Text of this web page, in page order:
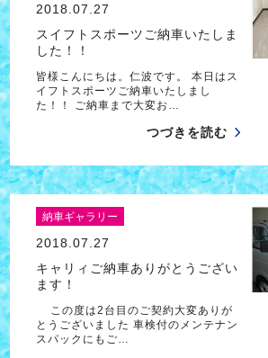
2018.07.27
スイフトスポーツご納車いたしま
した！！
皆様こんにちは。仁波です。 本日はス
イフトスポーツご納車いたしまし
た！！ ご納車まで大変お…
つづきを読む
納車ギャラリー
2018.07.27
キャリィご納車ありがとうござい
ます！
この度は2台目のご契約大変ありが
とうございました 車検付のメンテナン
スパックにもご…